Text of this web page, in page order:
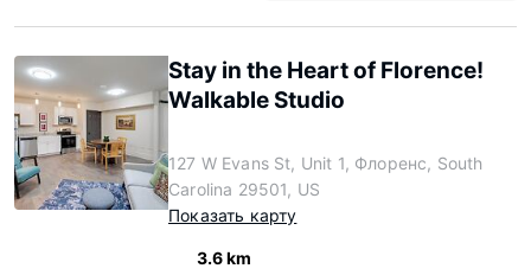
Stay in the Heart of Florence!
Walkable Studio
127 W Evans St, Unit 1, Флоренс, South
Carolina 29501, US
Показать карту
3.6 km